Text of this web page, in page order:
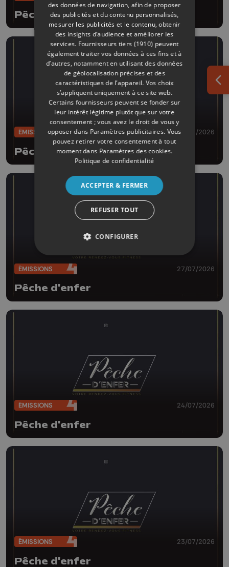
Pêche d'enfer
ÉMISSIONS 28/07/2026
Pêche d'enfer
ÉMISSIONS 27/07/2026
Pêche d'enfer
ÉMISSIONS 24/07/2026
Pêche d'enfer
ÉMISSIONS 23/07/2026
Pêche d'enfer
des données de navigation, afin de proposer
des publicités et du contenu personnalisés,
mesurer les publicités et le contenu, obtenir
des insights d’audience et améliorer les
services. Fournisseurs tiers (1910) peuvent
également traiter vos données à ces fins et à
d’autres, notamment en utilisant des données
de géolocalisation précises et des
caractéristiques de l’appareil. Vos choix
s’appliquent uniquement à ce site web.
Certains fournisseurs peuvent se fonder sur
leur intérêt légitime plutôt que sur votre
consentement ; vous avez le droit de vous y
opposer dans Paramètres publicitaires. Vous
pouvez retirer votre consentement à tout
moment dans Paramètres des cookies.
Politique de confidentialité
ACCEPTER & FERMER
REFUSER TOUT
CONFIGURER